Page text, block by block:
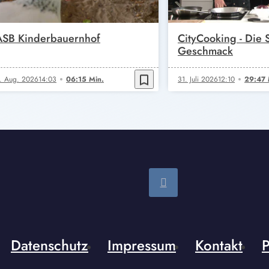
Kinderbauernhof
Aug. 202614:03 06:15 Min. bookmark_border
CityCooking - Die
Geschmack
31. Juli 202612:10 29:47
Datenschutz Impressum Kontakt